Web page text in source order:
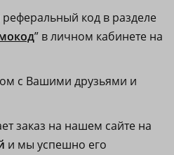
код в разделе
” в личном кабинете на
с Вашими друзьями и
заказ на нашем сайте на
и мы успешно его